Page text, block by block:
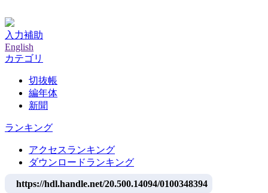
入力補助
English
カテゴリ
切抜帳
編年体
新聞
ランキング
アクセスランキング
ダウンロードランキング
https://hdl.handle.net/20.500.14094/0100348394